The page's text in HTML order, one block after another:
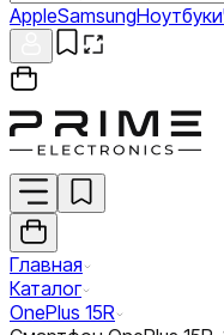
AppleSamsungНоутбуки
Главная
Каталог
OnePlus 15R